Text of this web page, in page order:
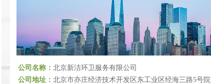
公司名称： 北京新洁环卫服务有限公司
公司地址： 北京市亦庄经济技术开发区东工业区经海三路5号院